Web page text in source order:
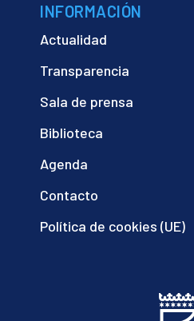
INFORMACIÓN
Actualidad
Transparencia
Sala de prensa
Biblioteca
Agenda
Contacto
Política de cookies (UE)